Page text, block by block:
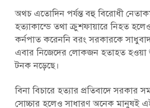
অথচ এতোদিন পর্যন্ত বহু বিরোধী
হত্যাকান্ডে তথা ক্রুশফায়ারে নিহত
কর্নপাত করেননি বরং সরকারকে
এবার নিজেদের লোকজন হতাহত
টনক নড়েছে।
বিনা বিচারে হত্যার প্রতিবাদে সরকার
সোচ্চার হলেও সাধারণ অনেক মানুষই